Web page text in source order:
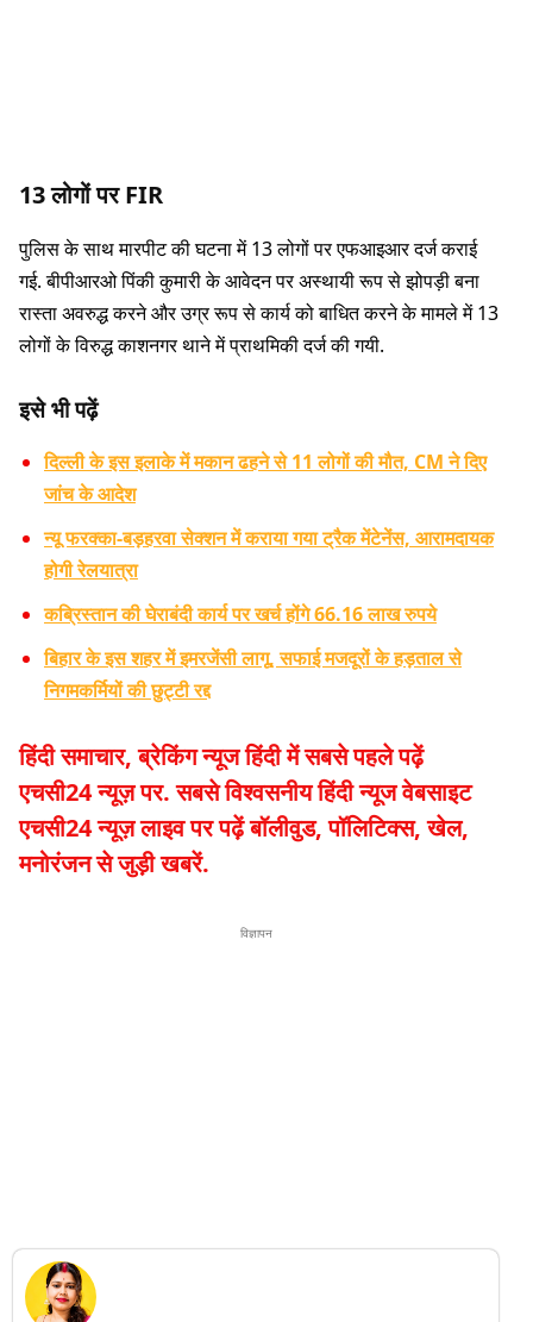
13 लोगों पर FIR
पुलिस के साथ मारपीट की घटना में 13 लोगों पर एफआइआर दर्ज कराई
गई. बीपीआरओ पिंकी कुमारी के आवेदन पर अस्थायी रूप से झोपड़ी बना
रास्ता अवरुद्ध करने और उग्र रूप से कार्य को बाधित करने के मामले में 13
लोगों के विरुद्ध काशनगर थाने में प्राथमिकी दर्ज की गयी.
इसे भी पढ़ें
दिल्ली के इस इलाके में मकान ढहने से 11 लोगों की मौत, CM ने दिए
जांच के आदेश
न्यू फरक्का-बड़हरवा सेक्शन में कराया गया ट्रैक मेंटेनेंस, आरामदायक
होगी रेलयात्रा
कब्रिस्तान की घेराबंदी कार्य पर खर्च होंगे 66.16 लाख रुपये
बिहार के इस शहर में इमरजेंसी लागू, सफाई मजदूरों के हड़ताल से
निगमकर्मियों की छुट्टी रद्द
हिंदी समाचार, ब्रेकिंग न्यूज हिंदी में सबसे पहले पढ़ें
एचसी24 न्यूज़ पर. सबसे विश्वसनीय हिंदी न्यूज वेबसाइट
एचसी24 न्यूज़ लाइव पर पढ़ें बॉलीवुड, पॉलिटिक्स, खेल,
मनोरंजन से जुड़ी खबरें.
विज्ञापन